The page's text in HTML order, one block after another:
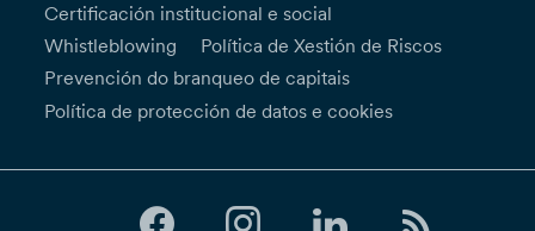
Certificación institucional e social
Whistleblowing
Política de Xestión de Riscos
Prevención do branqueo de capitais
Política de protección de datos e cookies